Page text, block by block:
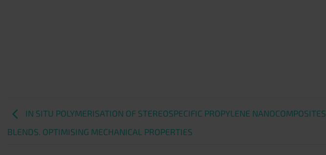
IN SITU POLYMERISATION OF STEREOSPECIFIC PROPYLENE NANOCOMPOSITES
BLENDS. OPTIMISING MECHANICAL PROPERTIES